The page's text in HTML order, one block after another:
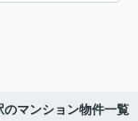
マンション物件一覧